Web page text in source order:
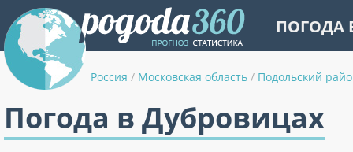
ПОГОДА
Россия / Московская область / Подольский
Погода в Дубровицах